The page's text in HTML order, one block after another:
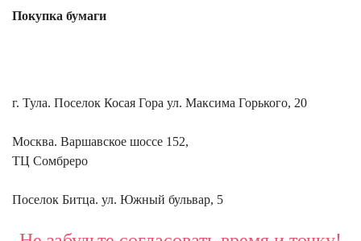
Покупка бумаги
г. Тула. Поселок Косая Гора ул. Максима Горького, 20
Москва. Варшавское шоссе 152,
ТЦ Сомбреро
Поселок Битца. ул. Южный бульвар, 5